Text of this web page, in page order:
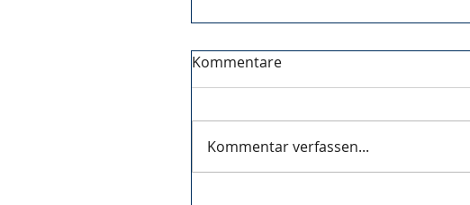
Kommentare
Kommentar verfassen...